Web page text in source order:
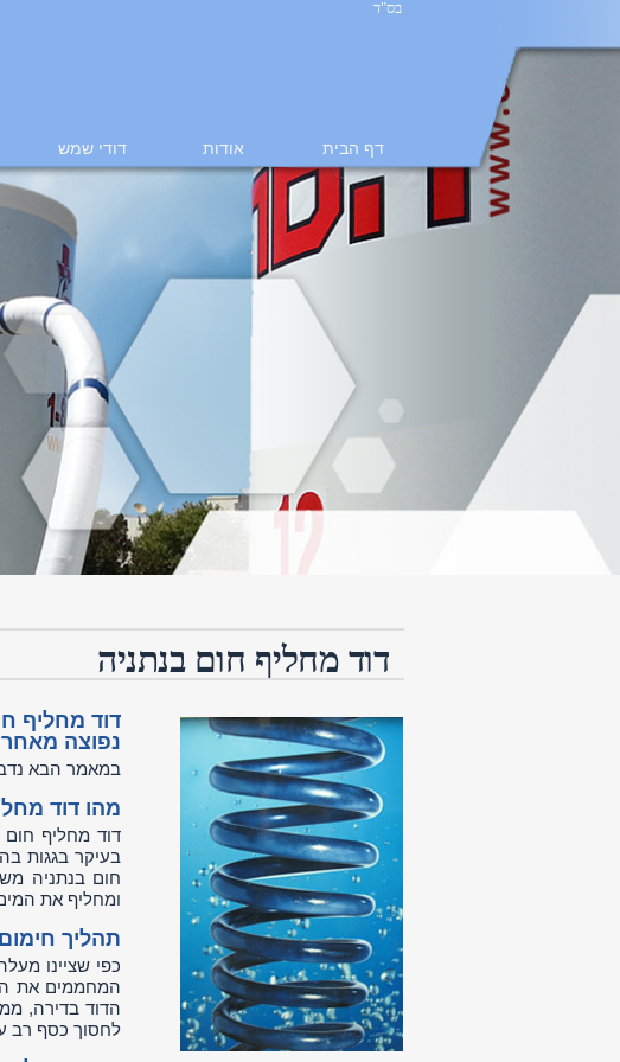
דף הבית אודות דודי שמש
בס"ד
דוד מחליף חום בנתניה
דוד מחליף
נפוצה מאחר
במאמר הבא
מהו דוד
דוד מחליף
בעיקר בגגות
חום בנתניה
ומחליף את
תהליך
כפי שציינו
המחממים את
הדוד בדירה,
לחסוך כסף רב